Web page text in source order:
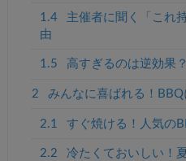
1.4
主催者に聞く「これ
由
1.5 高すぎるのは逆効果
2 みんなに喜ばれる！
2.1 すぐ焼ける！人気の
2.2
冷たくておいしい！